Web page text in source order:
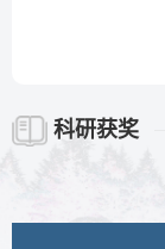
科研获奖